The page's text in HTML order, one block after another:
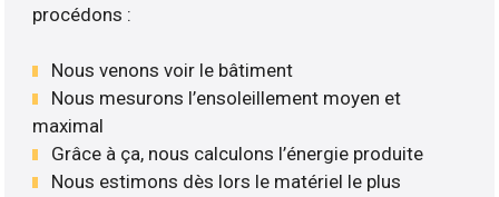
procédons :
Nous venons voir le bâtiment
Nous mesurons l’ensoleillement moyen et
maximal
Grâce à ça, nous calculons l’énergie produite
Nous estimons dès lors le matériel le plus